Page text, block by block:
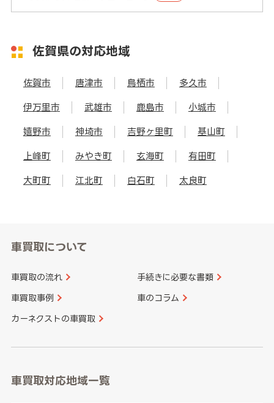
佐賀県の対応地域
佐賀市 唐津市 鳥栖市 多久市
伊万里市 武雄市 鹿島市 小城市
嬉野市 神埼市 吉野ヶ里町 基山町
上峰町 みやき町 玄海町 有田町
大町町 江北町 白石町 太良町
車買取について
車買取の流れ 手続きに必要な書類
車買取事例 車のコラム
カーネクストの車買取
車買取対応地域一覧